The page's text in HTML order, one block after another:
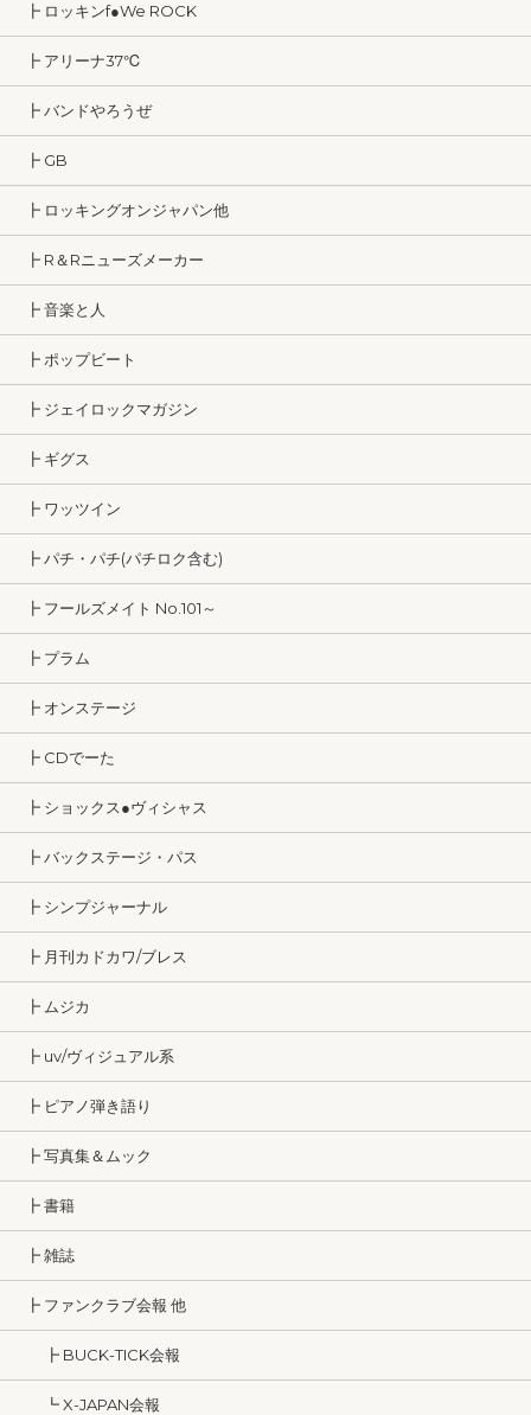
┣ ロッキンf●We ROCK
┣ アリーナ37℃
┣ バンドやろうぜ
┣ GB
┣ ロッキングオンジャパン他
┣ R＆Rニューズメーカー
┣ 音楽と人
┣ ポップビート
┣ ジェイロックマガジン
┣ ギグス
┣ ワッツイン
┣ パチ・パチ(パチロク含む)
┣ フールズメイト No.101～
┣ プラム
┣ オンステージ
┣ CDでーた
┣ ショックス●ヴィシャス
┣ バックステージ・パス
┣ シンプジャーナル
┣ 月刊カドカワ/ブレス
┣ ムジカ
┣ uv/ヴィジュアル系
┣ ピアノ弾き語り
┣ 写真集＆ムック
┣ 書籍
┣ 雑誌
┣ ファンクラブ会報 他
┣ BUCK-TICK会報
┗ X-JAPAN会報